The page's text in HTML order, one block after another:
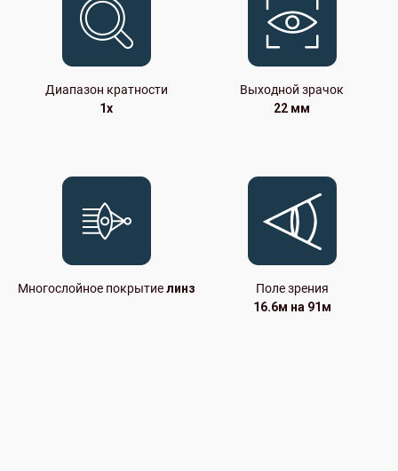
Диапазон кратности
1x
Выходной зрачок
22 мм
Многослойное покрытиелинз
Поле зрения
16.6м на 91м